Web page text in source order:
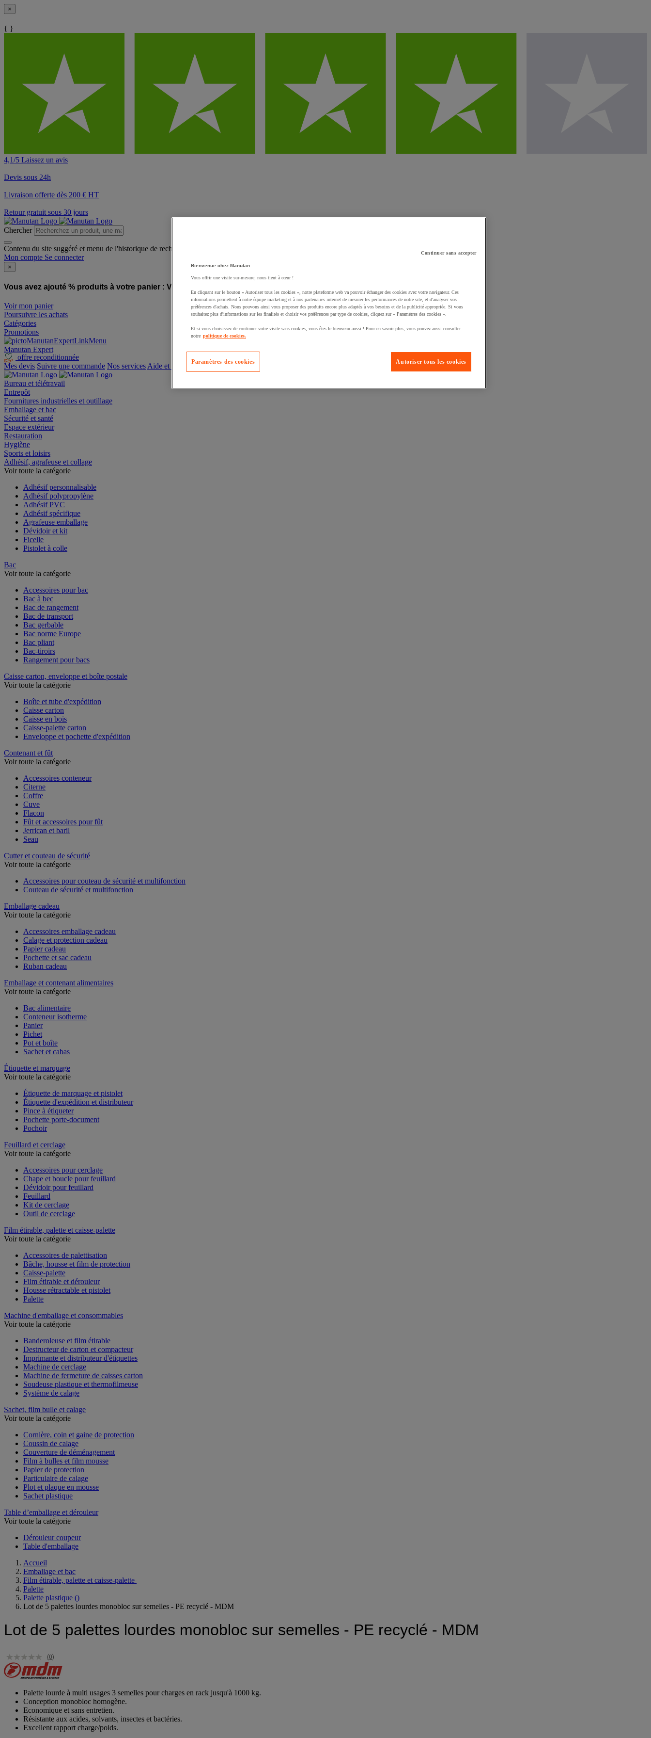
×
{ }
4,1/5 Laissez un avis
Devis sous 24h
Livraison offerte dès 200 € HT
Retour gratuit sous 30 jours
Chercher
Contenu du site suggéré et menu de l'historique de recherche
Mon compte Se connecter
×
Vous avez ajouté % produits à votre panier : Vous avez ajouté un produit à votre panier :
Voir mon panier
Poursuivre les achats
Catégories
Promotions
Manutan Expert
offre reconditionnée
Mes devis Suivre une commande Nos services Aide et contact
Bureau et télétravail
Entrepôt
Fournitures industrielles et outillage
Emballage et bac
Sécurité et santé
Espace extérieur
Restauration
Hygiène
Sports et loisirs
Adhésif, agrafeuse et collage
Voir toute la catégorie
Adhésif personnalisable
Adhésif polypropylène
Adhésif PVC
Adhésif spécifique
Agrafeuse emballage
Dévidoir et kit
Ficelle
Pistolet à colle
Bac
Voir toute la catégorie
Accessoires pour bac
Bac à bec
Bac de rangement
Bac de transport
Bac gerbable
Bac norme Europe
Bac pliant
Bac-tiroirs
Rangement pour bacs
Caisse carton, enveloppe et boîte postale
Voir toute la catégorie
Boîte et tube d'expédition
Caisse carton
Caisse en bois
Caisse-palette carton
Enveloppe et pochette d'expédition
Contenant et fût
Voir toute la catégorie
Accessoires conteneur
Citerne
Coffre
Cuve
Flacon
Fût et accessoires pour fût
Jerrican et baril
Seau
Cutter et couteau de sécurité
Voir toute la catégorie
Accessoires pour couteau de sécurité et multifonction
Couteau de sécurité et multifonction
Emballage cadeau
Voir toute la catégorie
Accessoires emballage cadeau
Calage et protection cadeau
Papier cadeau
Pochette et sac cadeau
Ruban cadeau
Emballage et contenant alimentaires
Voir toute la catégorie
Bac alimentaire
Conteneur isotherme
Panier
Pichet
Pot et boîte
Sachet et cabas
Étiquette et marquage
Voir toute la catégorie
Étiquette de marquage et pistolet
Étiquette d'expédition et distributeur
Pince à étiqueter
Pochette porte-document
Pochoir
Feuillard et cerclage
Voir toute la catégorie
Accessoires pour cerclage
Chape et boucle pour feuillard
Dévidoir pour feuillard
Feuillard
Kit de cerclage
Outil de cerclage
Film étirable, palette et caisse-palette
Voir toute la catégorie
Accessoires de palettisation
Bâche, housse et film de protection
Caisse-palette
Film étirable et dérouleur
Housse rétractable et pistolet
Palette
Machine d'emballage et consommables
Voir toute la catégorie
Banderoleuse et film étirable
Destructeur de carton et compacteur
Imprimante et distributeur d'étiquettes
Machine de cerclage
Machine de fermeture de caisses carton
Soudeuse plastique et thermofilmeuse
Système de calage
Sachet, film bulle et calage
Voir toute la catégorie
Cornière, coin et gaine de protection
Coussin de calage
Couverture de déménagement
Film à bulles et film mousse
Papier de protection
Particulaire de calage
Plot et plaque en mousse
Sachet plastique
Table d’emballage et dérouleur
Voir toute la catégorie
Dérouleur coupeur
Table d'emballage
Accueil
Emballage et bac
Film étirable, palette et caisse-palette
Palette
Palette plastique ()
Lot de 5 palettes lourdes monobloc sur semelles - PE recyclé - MDM
Lot de 5 palettes lourdes monobloc sur semelles - PE recyclé - MDM
(0)
Palette lourde à multi usages 3 semelles pour charges en rack jusqu'à 1000 kg.
Conception monobloc homogène.
Economique et sans entretien.
Résistante aux acides, solvants, insectes et bactéries.
Excellent rapport charge/poids.
Continuer sans accepter
Bienvenue chez Manutan
Vous offrir une visite sur-mesure, nous tient à cœur !
En cliquant sur le bouton « Autoriser tous les cookies », notre plateforme web va pouvoir échanger des cookies avec votre navigateur. Ces
informations permettent à notre équipe marketing et à nos partenaires internet de mesurer les performances de notre site, et d'analyser vos
préférences d'achats. Nous pouvons ainsi vous proposer des produits encore plus adaptés à vos besoins et de la publicité appropriée. Si vous
souhaitez plus d'informations sur les finalités et choisir vos préférences par type de cookies, cliquez sur « Paramètres des cookies ».
Et si vous choisissez de continuer votre visite sans cookies, vous êtes le bienvenu aussi ! Pour en savoir plus, vous pouvez aussi consulter
notre politique de cookies.
Autoriser tous les cookies
Paramètres des cookies